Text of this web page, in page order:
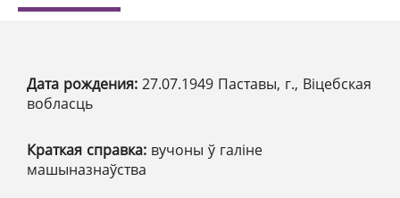
Дата рождения: 27.07.1949 Паставы, г., Віцебская
вобласць
Краткая справка: вучоны ў галіне
машыназнаўства